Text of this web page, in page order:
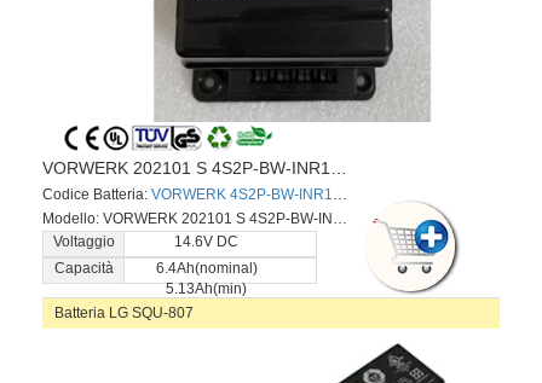
Codice Batteria: VORWERK 4S2P-BW-INR18650-32E
Voltaggio
14.6V DC
Capacità
6.4Ah(nominal)
5.13Ah(min)
Batteria LG SQU-807